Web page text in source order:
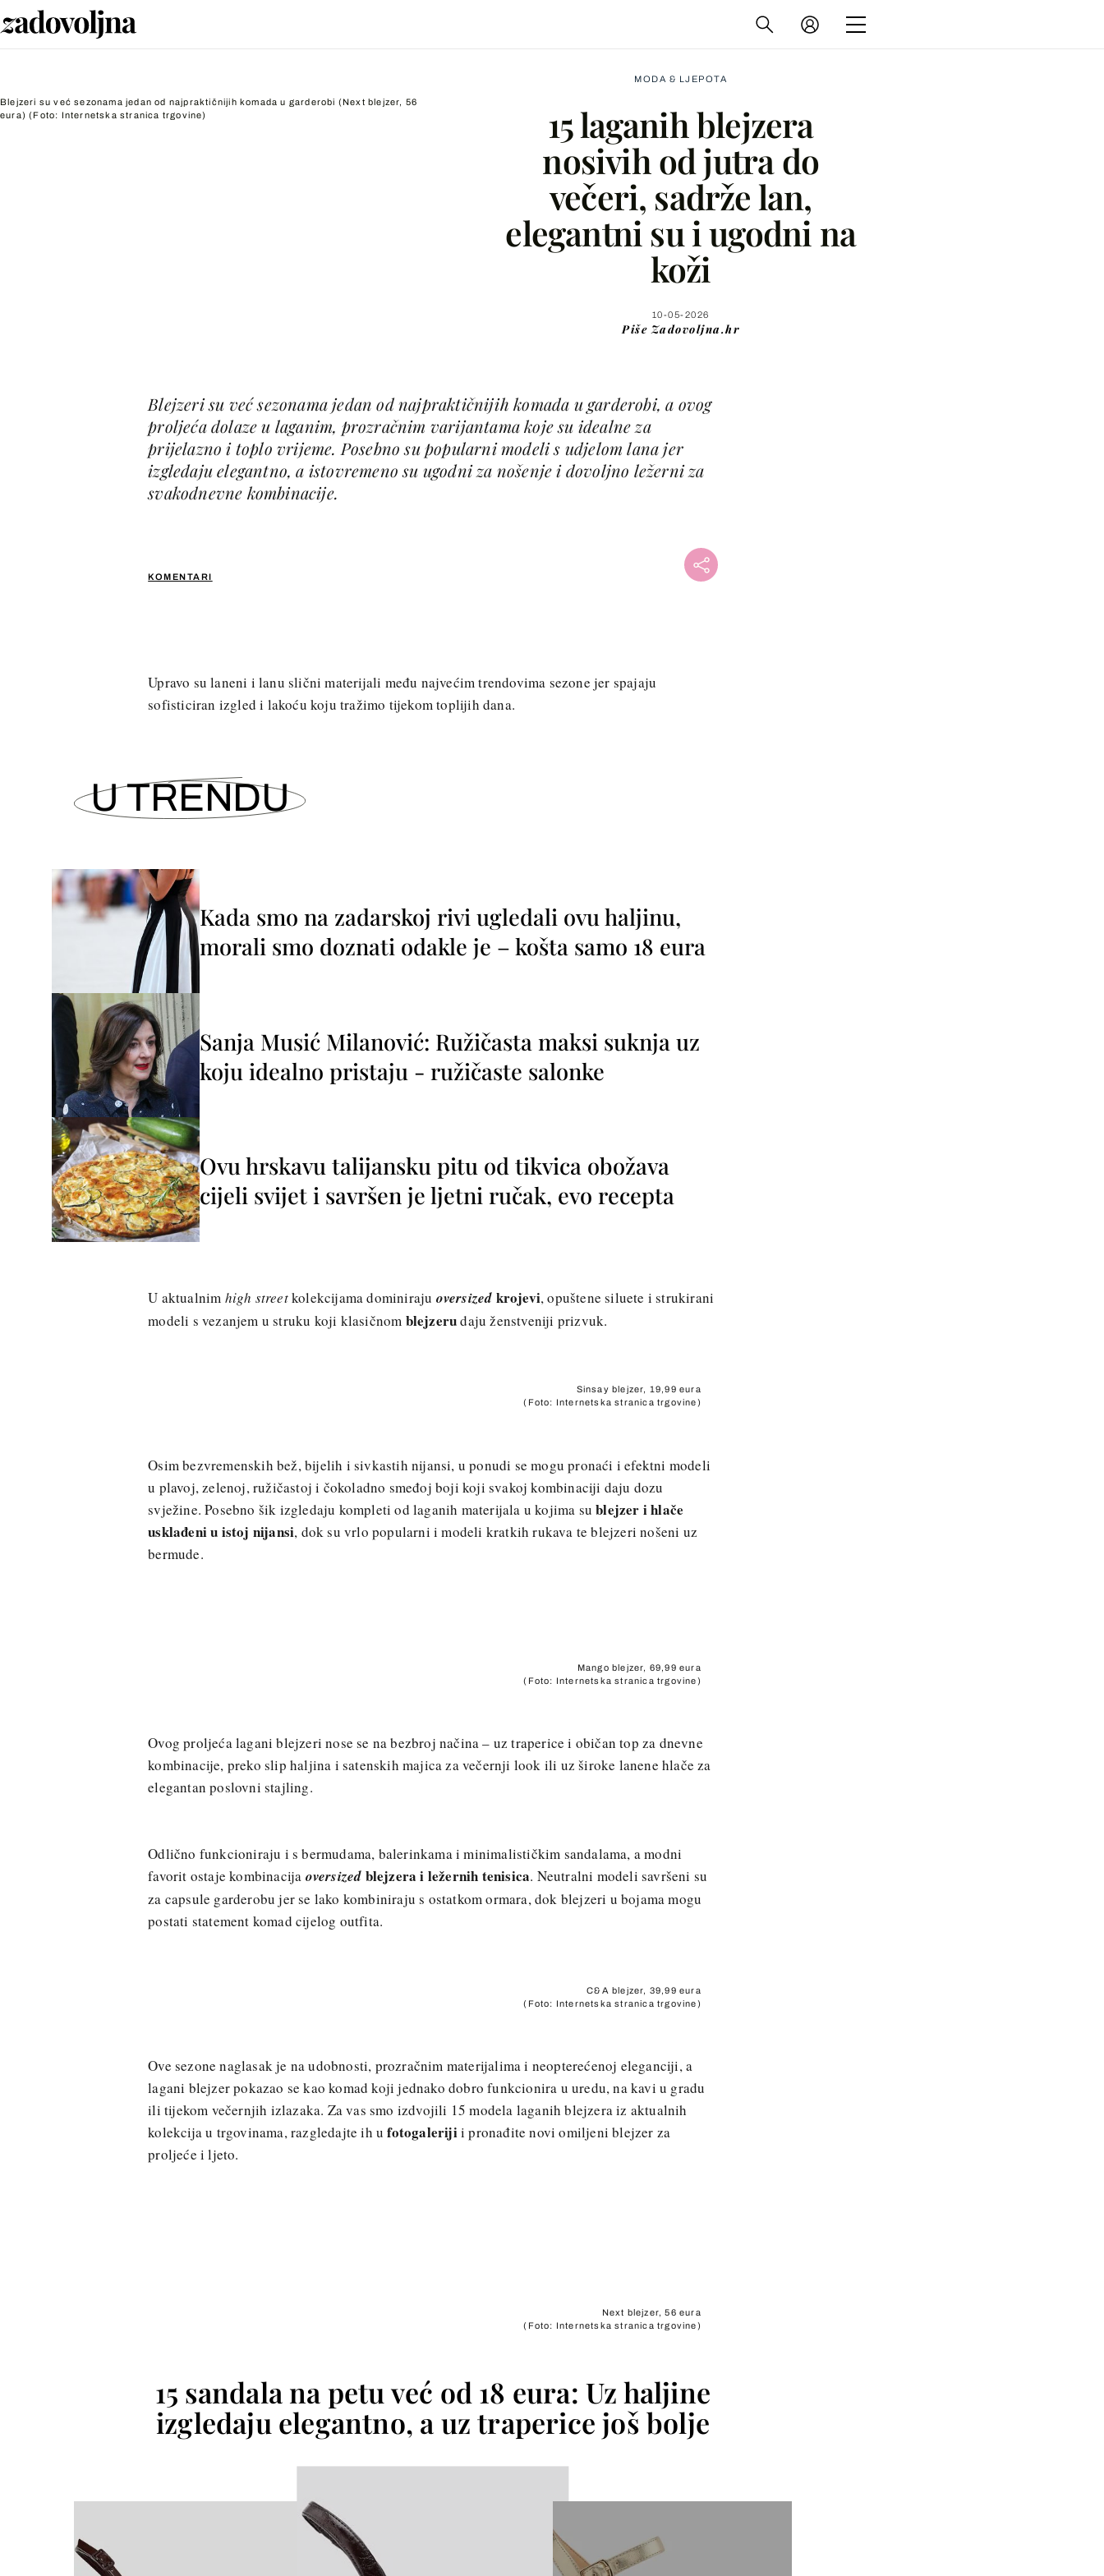
Blejzeri su već sezonama jedan od najpraktičnijih komada u garderobi (Next blejzer, 56
eura)(Foto: Internetska stranica trgovine)
MODA & LJEPOTA
15 laganih blejzera
nosivih od jutra do
večeri, sadrže lan,
elegantni su i ugodni na
koži
10-05-2026
Piše Zadovoljna.hr
KOMENTARI
Blejzeri su već sezonama jedan od najpraktičnijih komada u garderobi, a ovog
proljeća dolaze u laganim, prozračnim varijantama koje su idealne za
prijelazno i toplo vrijeme. Posebno su popularni modeli s udjelom lana jer
izgledaju elegantno, a istovremeno su ugodni za nošenje i dovoljno ležerni za
svakodnevne kombinacije.
Upravo su laneni i lanu slični materijali među najvećim trendovima sezone jer spajaju
sofisticiran izgled i lakoću koju tražimo tijekom toplijih dana.
U TRENDU
Kada smo na zadarskoj rivi ugledali ovu haljinu,
morali smo doznati odakle je – košta samo 18 eura
Sanja Musić Milanović: Ružičasta maksi suknja uz
koju idealno pristaju - ružičaste salonke
Ovu hrskavu talijansku pitu od tikvica obožava
cijeli svijet i savršen je ljetni ručak, evo recepta
U aktualnim high streetkolekcijama dominiraju oversized krojevi, opuštene siluete i strukirani
modeli s vezanjem u struku koji klasičnom blejzerudaju ženstveniji prizvuk.
Sinsay blejzer, 19,99 eura
(Foto: Internetska stranica trgovine)
Osim bezvremenskih bež, bijelih i sivkastih nijansi, u ponudi se mogu pronaći i efektni modeli
u plavoj, zelenoj, ružičastoj i čokoladno smeđoj boji koji svakoj kombinaciji daju dozu
svježine. Posebno šik izgledaju kompleti od laganih materijala u kojima sublejzer i hlače
usklađeni u istoj nijansi, dok su vrlo popularni i modeli kratkih rukava te blejzeri nošeni uz
bermude.
Mango blejzer, 69,99 eura
(Foto: Internetska stranica trgovine)
Ovog proljeća lagani blejzeri nose se na bezbroj načina – uz traperice i običan top za dnevne
kombinacije, preko slip haljina i satenskih majica za večernji look ili uz široke lanene hlače za
elegantan poslovni stajling.
Odlično funkcioniraju i s bermudama, balerinkama i minimalističkim sandalama, a modni
favorit ostaje kombinacija oversized blejzera i ležernih tenisica. Neutralni modeli savršeni su
za capsule garderobu jer se lako kombiniraju s ostatkom ormara, dok blejzeri u bojama mogu
postati statement komad cijelog outfita.
C&A blejzer, 39,99 eura
(Foto: Internetska stranica trgovine)
Ove sezone naglasak je na udobnosti, prozračnim materijalima i neopterećenoj eleganciji, a
lagani blejzer pokazao se kao komad koji jednako dobro funkcionira u uredu, na kavi u gradu
ili tijekom večernjih izlazaka. Za vas smo izdvojili 15 modela laganih blejzera iz aktualnih
kolekcija u trgovinama, razgledajte ih ufotogalerijii pronađite novi omiljeni blejzer za
proljeće i ljeto.
Next blejzer, 56 eura
(Foto: Internetska stranica trgovine)
15 sandala na petu već od 18 eura: Uz haljine
izgledaju elegantno, a uz traperice još bolje